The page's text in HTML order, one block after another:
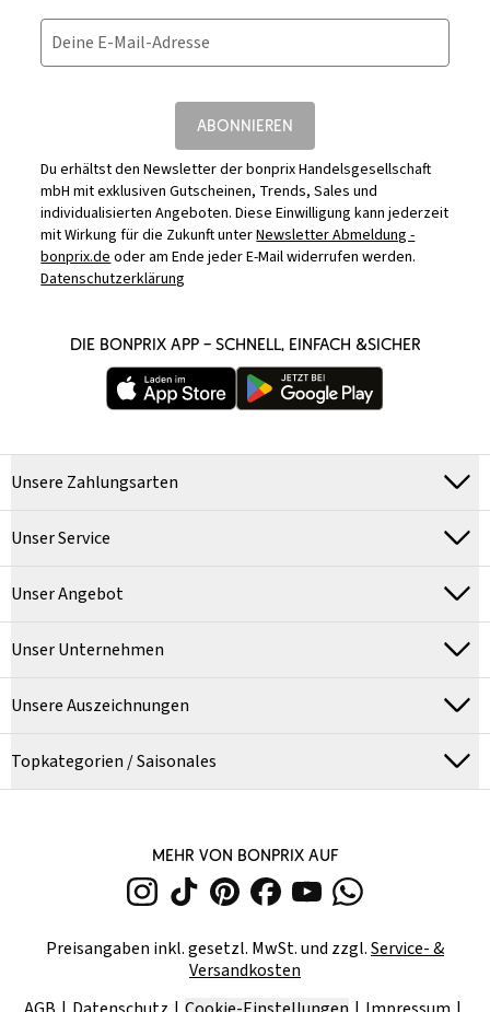
Deine E-Mail-Adresse
ABONNIEREN
Du erhältst den Newsletter der bonprix Handelsgesellschaft
mbH mit exklusiven Gutscheinen, Trends, Sales und
individualisierten Angeboten. Diese Einwilligung kann jederzeit
mit Wirkung für die Zukunft unterNewsletter Abmeldung -
bonprix.deoder am Ende jeder E-Mail widerrufen werden.
Datenschutzerklärung
DIE BONPRIX APP – SCHNELL, EINFACH &SICHER
Unsere Zahlungsarten
Unser Service
Unser Angebot
Unser Unternehmen
Unsere Auszeichnungen
Topkategorien / Saisonales
MEHR VON BONPRIX AUF
Preisangaben inkl. gesetzl. MwSt. und zzgl.Service- &
Versandkosten